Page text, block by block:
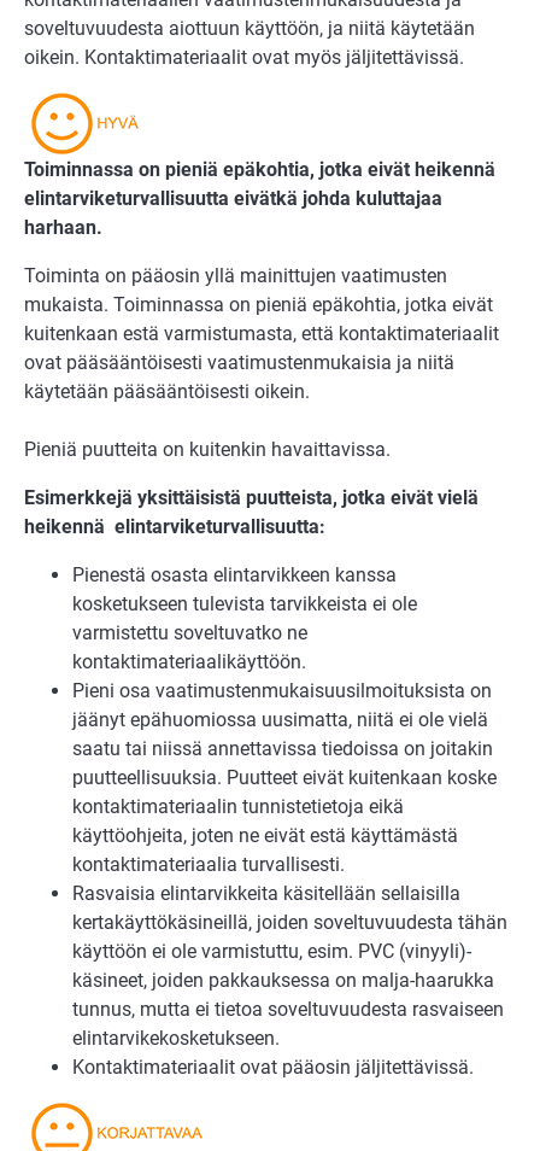
soveltuvuudesta aiottuun käyttöön, ja niitä käytetään
oikein. Kontaktimateriaalit ovat myös jäljitettävissä.
Toiminnassa on pieniä epäkohtia, jotka eivät heikennä
elintarviketurvallisuutta eivätkä johda kuluttajaa
harhaan.
Toiminta on pääosin yllä mainittujen vaatimusten
mukaista. Toiminnassa on pieniä epäkohtia, jotka eivät
kuitenkaan estä varmistumasta, että kontaktimateriaalit
ovat pääsääntöisesti vaatimustenmukaisia ja niitä
käytetään pääsääntöisesti oikein.
Pieniä puutteita on kuitenkin havaittavissa.
Esimerkkejä yksittäisistä puutteista, jotka eivät vielä
heikennä elintarviketurvallisuutta:
Pienestä osasta elintarvikkeen kanssa
kosketukseen tulevista tarvikkeista ei ole
varmistettu soveltuvatko ne
kontaktimateriaalikäyttöön.
Pieni osa vaatimustenmukaisuusilmoituksista on
jäänyt epähuomiossa uusimatta, niitä ei ole vielä
saatu tai niissä annettavissa tiedoissa on joitakin
puutteellisuuksia. Puutteet eivät kuitenkaan koske
kontaktimateriaalin tunnistetietoja eikä
käyttöohjeita, joten ne eivät estä käyttämästä
kontaktimateriaalia turvallisesti.
Rasvaisia elintarvikkeita käsitellään sellaisilla
kertakäyttökäsineillä, joiden soveltuvuudesta tähän
käyttöön ei ole varmistuttu, esim. PVC (vinyyli)-
käsineet, joiden pakkauksessa on malja-haarukka
tunnus, mutta ei tietoa soveltuvuudesta rasvaiseen
elintarvikekosketukseen.
Kontaktimateriaalit ovat pääosin jäljitettävissä.